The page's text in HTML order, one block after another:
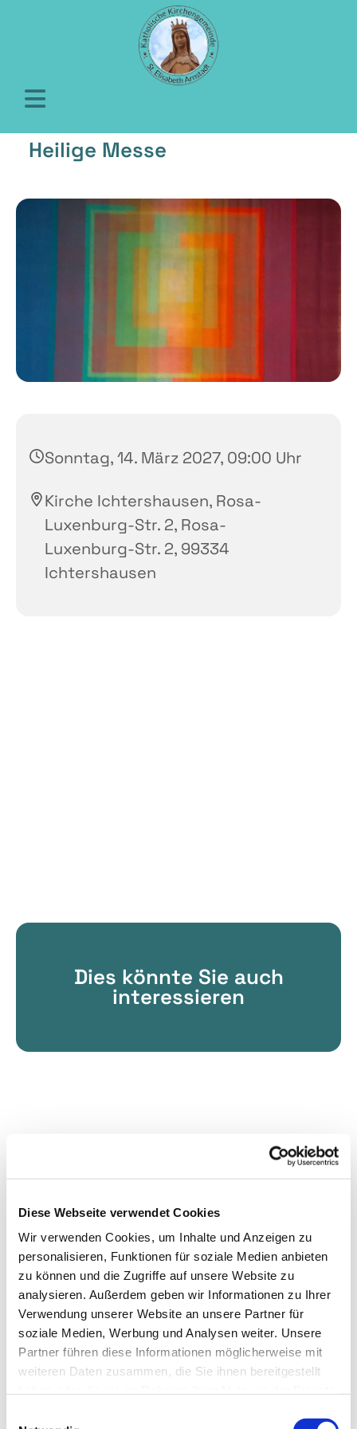
Diese Webseite verwendet Cookies
Wir verwenden Cookies, um Inhalte und Anzeigen zu
personalisieren, Funktionen für soziale Medien anbieten
zu können und die Zugriffe auf unsere Website zu
analysieren. Außerdem geben wir Informationen zu Ihrer
Verwendung unserer Website an unsere Partner für
soziale Medien, Werbung und Analysen weiter. Unsere
Partner führen diese Informationen möglicherweise mit
weiteren Daten zusammen, die Sie ihnen bereitgestellt
Heilige Messe
Sonntag, 14. März 2027, 09:00 Uhr
Kirche Ichtershausen, Rosa-
Luxenburg-Str. 2, Rosa-
Luxenburg-Str. 2, 99334
Ichtershausen
Dies könnte Sie auch
interessieren